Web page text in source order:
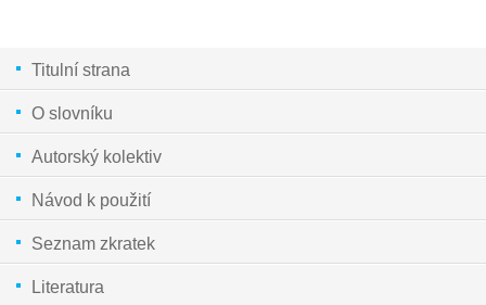
Titulní strana
O slovníku
Autorský kolektiv
Návod k použití
Seznam zkratek
Literatura